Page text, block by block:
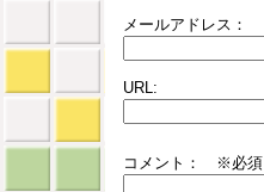
メールアドレス：
URL:
コメント： ※必須